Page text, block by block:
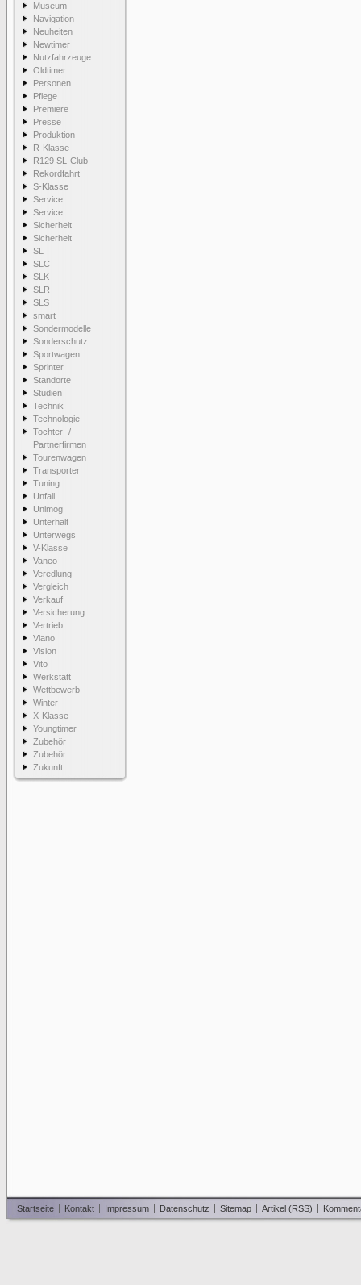
Museum
Navigation
Neuheiten
Newtimer
Nutzfahrzeuge
Oldtimer
Personen
Pflege
Premiere
Presse
Produktion
R-Klasse
R129 SL-Club
Rekordfahrt
S-Klasse
Service
Service
Sicherheit
Sicherheit
SL
SLC
SLK
SLR
SLS
smart
Sondermodelle
Sonderschutz
Sportwagen
Sprinter
Standorte
Studien
Technik
Technologie
Tochter- /
Partnerfirmen
Tourenwagen
Transporter
Tuning
Unfall
Unimog
Unterhalt
Unterwegs
V-Klasse
Vaneo
Veredlung
Vergleich
Verkauf
Versicherung
Vertrieb
Viano
Vision
Vito
Werkstatt
Wettbewerb
Winter
X-Klasse
Youngtimer
Zubehör
Zubehör
Zukunft
Startseite Kontakt Impressum Datenschutz Sitemap Artikel (RSS)